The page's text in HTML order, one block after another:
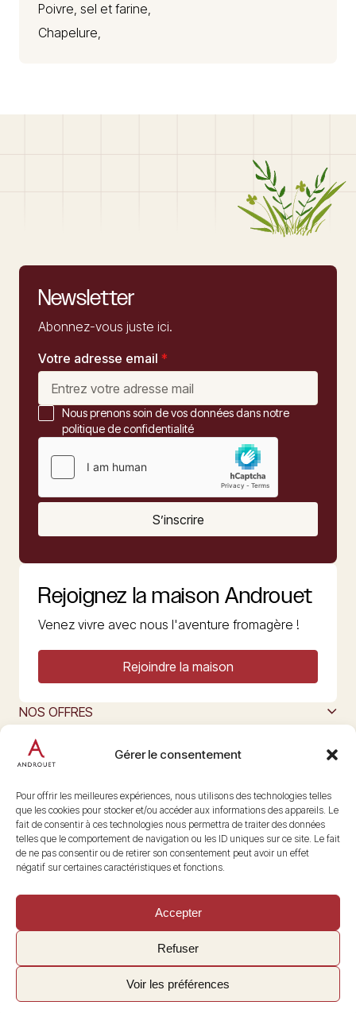
Gérer le consentement
Pour offrir les meilleures expériences, nous utilisons des technologies telles
que les cookies pour stocker et/ou accéder aux informations des appareils. Le
fait de consentir à ces technologies nous permettra de traiter des données
telles que le comportement de navigation ou les ID uniques sur ce site. Le fait
de ne pas consentir ou de retirer son consentement peut avoir un effet
négatif sur certaines caractéristiques et fonctions.
Accepter
Refuser
Voir les préférences
Poivre, sel et farine,
Chapelure,
Newsletter
Abonnez-vous juste ici.
Votre adresse email *
Nous prenons soin de vos données dans notre
politique de confidentialité
S’inscrire
Rejoignez la maison Androuet
Venez vivre avec nous l'aventure fromagère !
Rejoindre la maison
NOS OFFRES
L’ART DU FROMAGE
Nous suivre
@maisonandrouet
Copyright © 2026 Androuet
Site parMake the Grade